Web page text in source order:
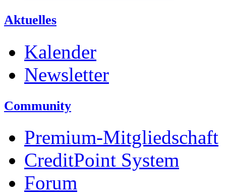
Aktuelles
Kalender
Newsletter
Community
Premium-Mitgliedschaft
CreditPoint System
Forum